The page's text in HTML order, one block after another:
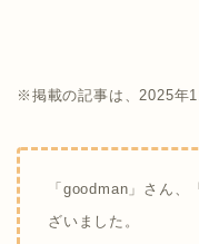
※掲載の記事は、2025年
「goodman」さん
ざいました。